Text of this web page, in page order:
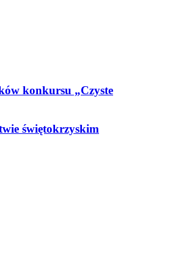
konkursu „Czyste
świętokrzyskim